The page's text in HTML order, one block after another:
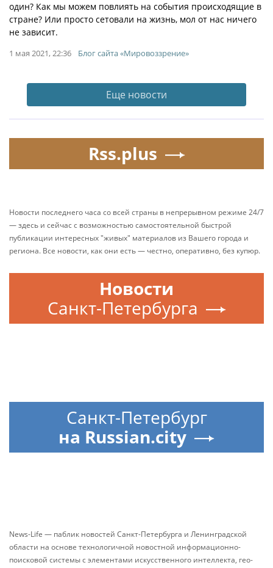
один? Как мы можем повлиять на события происходящие в
стране? Или просто сетовали на жизнь, мол от нас ничего
не зависит.
1 мая 2021, 22:36 Блог сайта «Мировоззрение»
Еще новости
Rss.plus
Новости последнего часа со всей страны в непрерывном режиме 24/7
— здесь и сейчас с возможностью самостоятельной быстрой
публикации интересных "живых" материалов из Вашего города и
региона. Все новости, как они есть — честно, оперативно, без купюр.
Новости
Санкт-Петербурга
Санкт-Петербург
на Russian.city
News-Life — паблик новостей Санкт-Петербурга и Ленинградской
области на основе технологичной новостной информационно-
поисковой системы с элементами искусственного интеллекта, гео-